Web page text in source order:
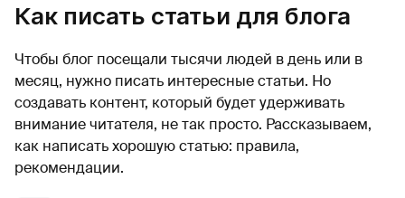
Как писать статьи для блога
Чтобы блог посещали тысячи людей в день или в
месяц, нужно писать интересные статьи. Но
создавать контент, который будет удерживать
внимание читателя, не так просто. Рассказываем,
как написать хорошую статью: правила,
рекомендации.